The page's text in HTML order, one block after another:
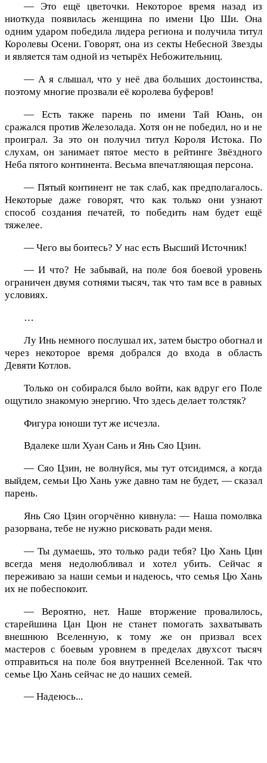
— Это ещё цветочки. Некоторое время назад из
ниоткуда появилась женщина по имени Цю Ши. Она
одним ударом победила лидера региона и получила титул
Королевы Осени. Говорят, она из секты Небесной Звезды
и является там одной из четырёх Небожительниц.
— А я слышал, что у неё два больших достоинства,
поэтому многие прозвали её королева буферов!
— Есть также парень по имени Тай Юань, он
сражался против Железолада. Хотя он не победил, но и не
проиграл. За это он получил титул Короля Истока. По
слухам, он занимает пятое место в рейтинге Звёздного
Неба пятого континента. Весьма впечатляющая персона.
— Пятый континент не так слаб, как предполагалось.
Некоторые даже говорят, что как только они узнают
способ создания печатей, то победить нам будет ещё
тяжелее.
— Чего вы боитесь? У нас есть Высший Источник!
— И что? Не забывай, на поле боя боевой уровень
ограничен двумя сотнями тысяч, так что там все в равных
условиях.
…
Лу Инь немного послушал их, затем быстро обогнал и
через некоторое время добрался до входа в область
Девяти Котлов.
Только он собирался было войти, как вдруг его Поле
ощутило знакомую энергию. Что здесь делает толстяк?
Фигура юноши тут же исчезла.
Вдалеке шли Хуан Сань и Янь Сяо Цзин.
— Сяо Цзин, не волнуйся, мы тут отсидимся, а когда
выйдем, семьи Цю Хань уже давно там не будет, — сказал
парень.
Янь Сяо Цзин огорчённо кивнула: — Наша помолвка
разорвана, тебе не нужно рисковать ради меня.
— Ты думаешь, это только ради тебя? Цю Хань Цин
всегда меня недолюбливал и хотел убить. Сейчас я
переживаю за наши семьи и надеюсь, что семья Цю Хань
их не побеспокоит.
— Вероятно, нет. Наше вторжение провалилось,
старейшина Цан Цюн не станет помогать захватывать
внешнюю Вселенную, к тому же он призвал всех
мастеров с боевым уровнем в пределах двухсот тысяч
отправиться на поле боя внутренней Вселенной. Так что
семье Цю Хань сейчас не до наших семей.
— Надеюсь...